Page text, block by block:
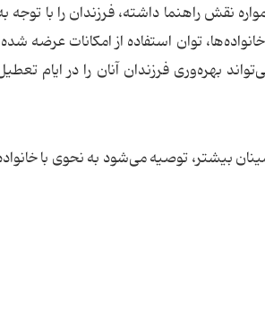
نقش راهنما داشته، فرزندان را با توجه
توان استفاده از امکانات عرضه
بهره‌وری فرزندان آنان را در ایام
بیشتر، توصیه می‌شود به نحوی با